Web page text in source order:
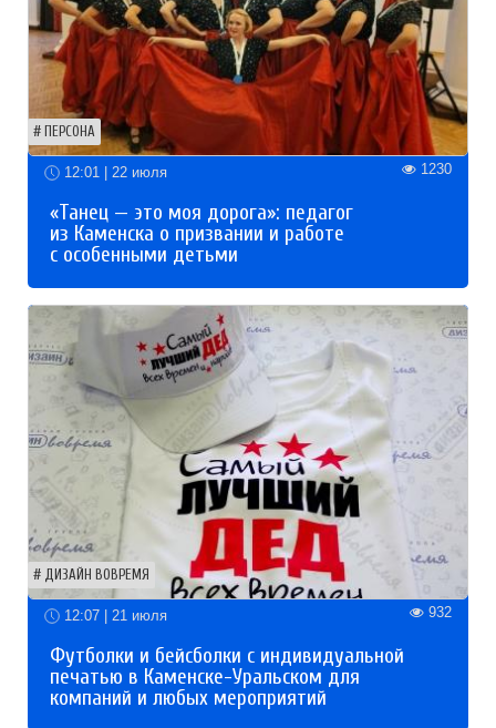
ПЕРСОНА
12:01 | 22 июля 1230
«Танец — это моя дорога»: педагог
из Каменска о призвании и работе
с особенными детьми
ДИЗАЙН ВОВРЕМЯ
12:07 | 21 июля 932
Футболки и бейсболки с индивидуальной
печатью в Каменске-Уральском для
компаний и любых мероприятий